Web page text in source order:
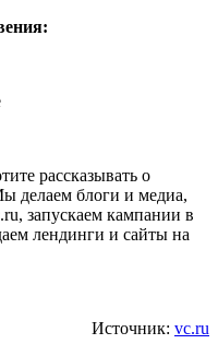
рассказывать о
делаем блоги и медиа,
запускаем кампании в
лендинги и сайты на
Источник: vc.ru